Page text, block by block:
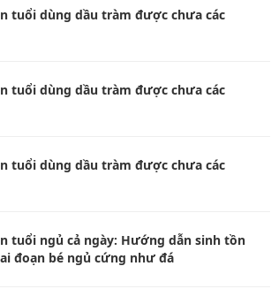
tuổi dùng dầu tràm được chưa các
tuổi dùng dầu tràm được chưa các
tuổi dùng dầu tràm được chưa các
tuổi ngủ cả ngày: Hướng dẫn sinh tồn
đoạn bé ngủ cứng như đá